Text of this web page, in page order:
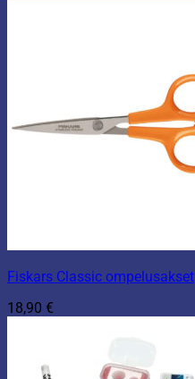
Fiskars Classic ompelusakset
18,90 €